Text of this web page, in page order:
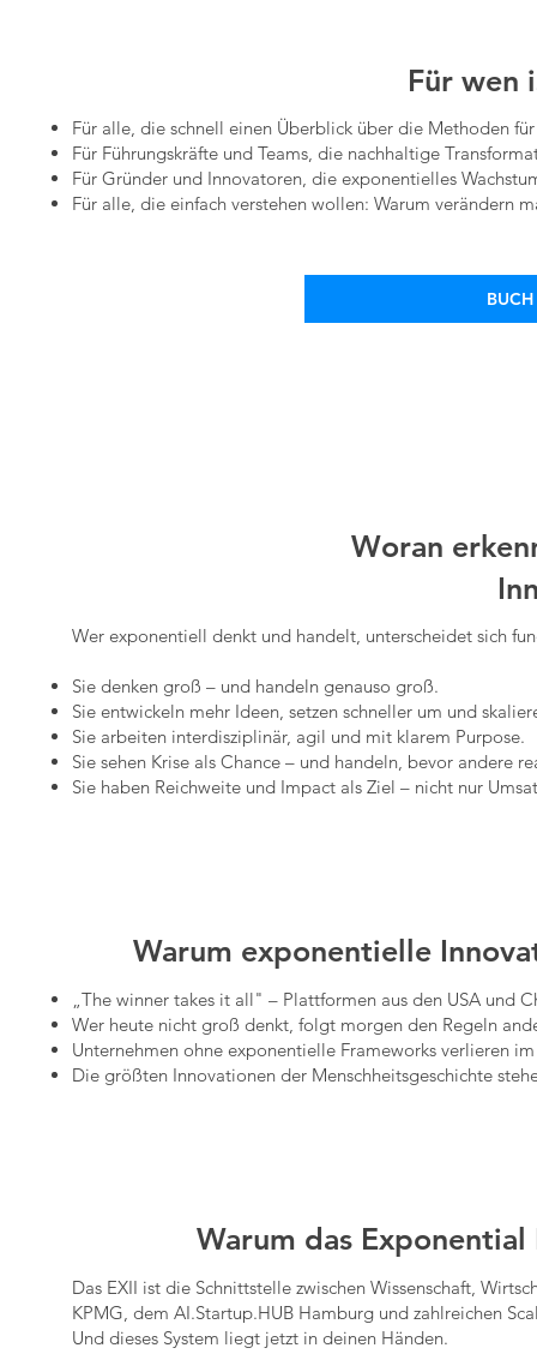
Für wen
Für alle, die schnell einen Überblick über die Methoden
Für Führungskräfte und Teams, die nachhaltige
Für Gründer und Innovatoren, die exponentielles
Für alle, die einfach verstehen wollen: Warum verändern
Woran
Wer exponentiell denkt und handelt, unterscheidet sich
Sie denken groß – und handeln genauso groß.
Sie entwickeln mehr Ideen, setzen schneller um und
Sie arbeiten interdisziplinär, agil und mit klarem Purpose.
Sie sehen Krise als Chance – und handeln, bevor andere
Sie haben Reichweite und Impact als Ziel – nicht nur
Warum exponentielle
„The winner takes it all" – Plattformen aus den USA und
Wer heute nicht groß denkt, folgt morgen den Regeln
Unternehmen ohne exponentielle Frameworks verlieren
Die größten Innovationen der Menschheitsgeschichte
Warum das
Das EXII ist die Schnittstelle zwischen Wissenschaft,
KPMG, dem AI.Startup.HUB Hamburg und zahlreichen
Und dieses System liegt jetzt in deinen Händen.